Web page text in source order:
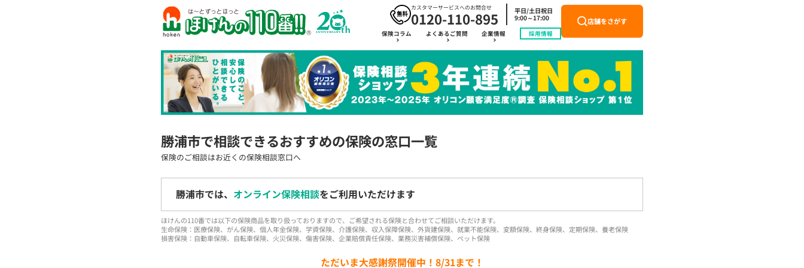
カスタマーサービスへのお問合せ
0120-110-895
平日/土日祝日
9:00～17:00
保険コラム よくあるご質問 企業情報 採用情報
店舗をさがす
勝浦市で相談できるおすすめの保険の窓口一覧
保険のご相談はお近くの保険相談窓口へ
勝浦市では、 オンライン保険相談をご利用いただけます
ほけんの110番では以下の保険商品を取り扱っておりますので、ご希望される保険と合わせてご相談いただけます。
生命保険：医療保険、がん保険、個人年金保険、学資保険、介護保険、収入保障保険、外貨建保険、就業不能保険、変額保険、終身保険、定期保険、養老保険
損害保険：自動車保険、自転車保険、火災保険、傷害保険、企業賠償責任保険、業務災害補償保険、ペット保険
ただいま大感謝祭開催中！8/31まで！